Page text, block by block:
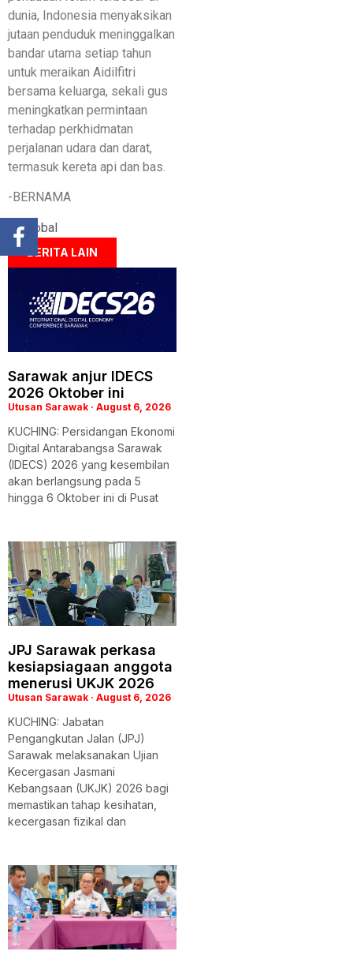
dunia, Indonesia menyaksikan
jutaan penduduk meninggalkan
bandar utama setiap tahun
untuk meraikan Aidilfitri
bersama keluarga, sekali gus
meningkatkan permintaan
terhadap perkhidmatan
perjalanan udara dan darat,
termasuk kereta api dan bas.
-BERNAMA
Global
BERITA LAIN
Sarawak anjur IDECS
2026 Oktober ini
Utusan Sarawak August 6, 2026
KUCHING: Persidangan Ekonomi
Digital Antarabangsa Sarawak
(IDECS) 2026 yang kesembilan
akan berlangsung pada 5
hingga 6 Oktober ini di Pusat
JPJ Sarawak perkasa
kesiapsiagaan anggota
menerusi UKJK 2026
Utusan Sarawak August 6, 2026
KUCHING: Jabatan
Pengangkutan Jalan (JPJ)
Sarawak melaksanakan Ujian
Kecergasan Jasmani
Kebangsaan (UKJK) 2026 bagi
memastikan tahap kesihatan,
kecergasan fizikal dan